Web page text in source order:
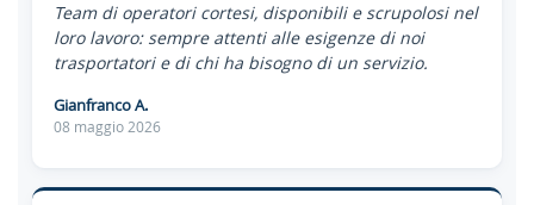
Team di operatori cortesi, disponibili e scrupolosi nel
loro lavoro: sempre attenti alle esigenze di noi
trasportatori e di chi ha bisogno di un servizio.
Gianfranco A.
08 maggio 2026